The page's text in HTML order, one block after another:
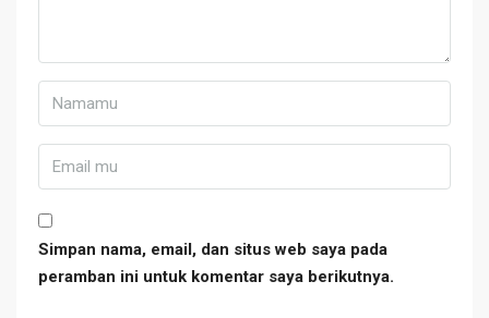
Simpan nama, email, dan situs web saya pada
peramban ini untuk komentar saya berikutnya.